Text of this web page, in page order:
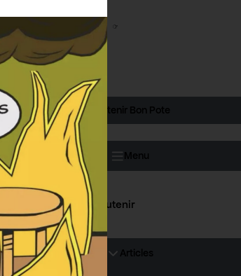
Soutenir Bon Pote
Menu
Soutenir
Articles